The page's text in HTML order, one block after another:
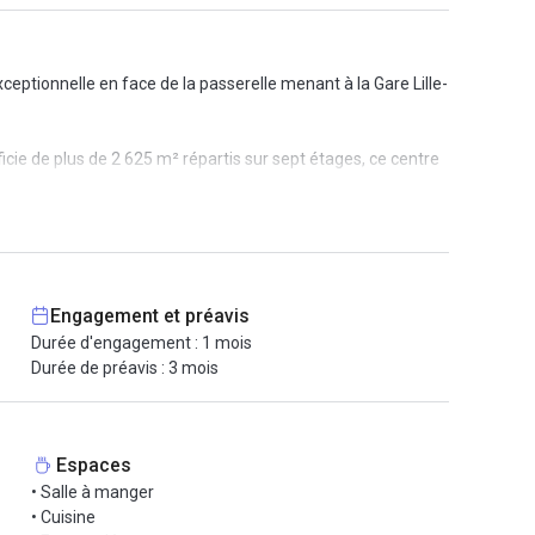
en face de la passerelle menant à la Gare Lille-
de plus de 2 625 m² répartis sur sept étages, ce centre
travail est mis à votre disposition, incluant tables,
Engagement et préavis
Durée d'engagement : 1 mois
Durée de préavis : 3 mois
Espaces
• Salle à manger
• Cuisine